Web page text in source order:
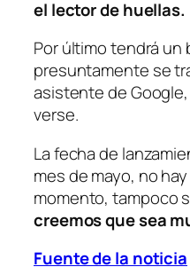
el lector de huellas.
Por último tendrá
presuntamente se
asistente de
verse.
La fecha de
mes de mayo, no
momento, tampoco
creemos que sea
Fuente de la noticia